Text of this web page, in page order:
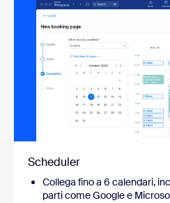
Scheduler
Collega fino a 6 calendari,
parti come Google e